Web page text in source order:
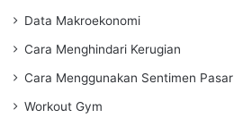
Data Makroekonomi
Cara Menghindari Kerugian
Cara Menggunakan Sentimen Pasar
Workout Gym